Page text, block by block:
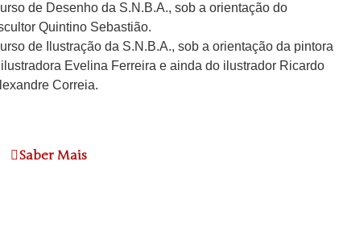
de Desenho da S.N.B.A., sob a orientação do
Quintino Sebastião.
de Ilustração da S.N.B.A., sob a orientação da pintora
Evelina Ferreira e ainda do ilustrador Ricardo
Correia.
Saber Mais